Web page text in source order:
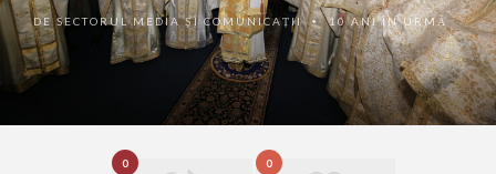
DE SECTORUL MEDIA ȘI COMUNICAȚII •10 ANI ÎN URMĂ
0 0